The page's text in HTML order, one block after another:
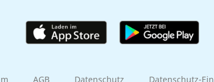
AGB Datenschutz Datenschutz-